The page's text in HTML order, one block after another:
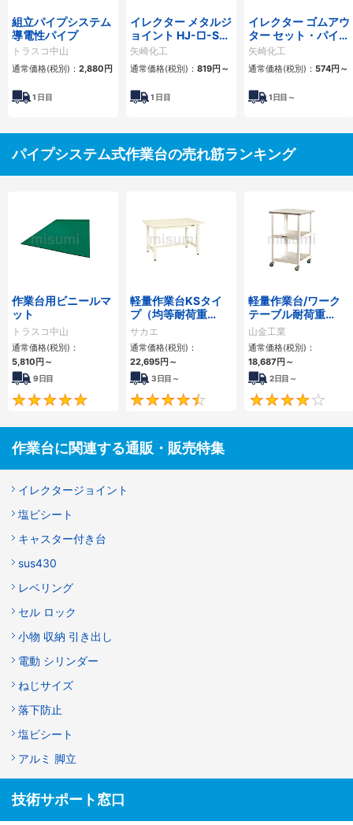
組立パイプシステム
導電性パイプ
トラスコ中山
通常価格(税別)： 2,880円
1 日目
イレクター メタルジ
ョイント HJ-□-S-
BL
矢崎化工
通常価格(税別)： 819円～
1 日目
イレクター ゴムアウ
ター セット・パイプ
フック金具
矢崎化工
通常価格(税別)： 574円～
1日目～
パイプシステム式作業台の売れ筋ランキング
作業台用ビニールマ
ット
トラスコ中山
通常価格(税別)：
5,810円～
9日目
5
軽量作業台KSタイ
プ（均等耐荷重
300kg）
サカエ
通常価格(税別)：
22,695円～
3日目～
4.4
軽量作業台/ワーク
テーブル耐荷重
50kg（天板付き
150ワゴン）
山金工業
通常価格(税別)：
18,687円～
2日目～
作業台に関連する通販・販売特集
イレクタージョイント
塩ビシート
キャスター付き台
sus430
レベリング
セル ロック
小物 収納 引き出し
電動 シリンダー
ねじサイズ
落下防止
塩ビシート
アルミ 脚立
技術サポート窓口